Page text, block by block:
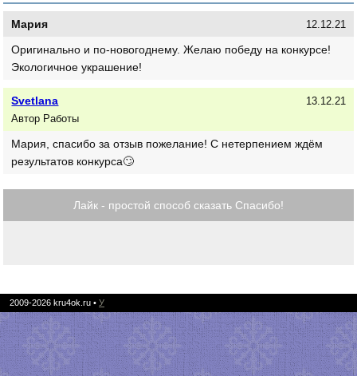
Мария 12.12.21
Оригинально и по-новогоднему. Желаю победу на конкурсе!
Экологичное украшение!
Svetlana
Автор Работы
13.12.21
Мария, спасибо за отзыв пожелание! С нетерпением ждём
результатов конкурса🙄
Лайк - простой способ сказать Спасибо!
2009-2026 kru4ok.ru • У